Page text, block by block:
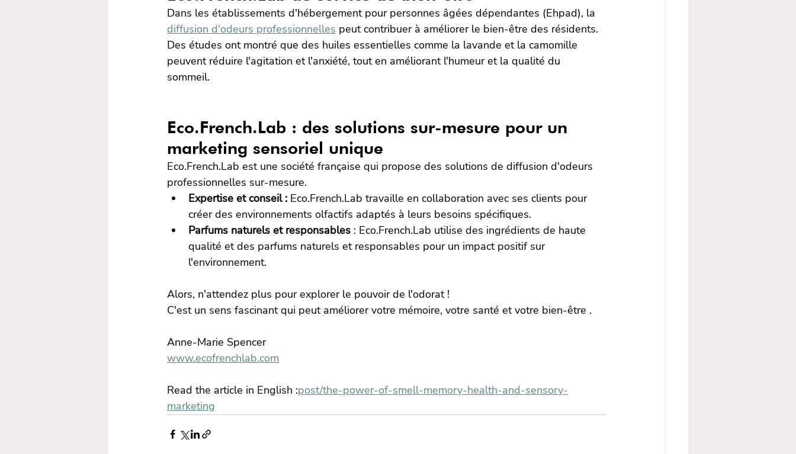
Dans les établissements d'hébergement pour personnes âgées dépendantes (Ehpad), la
diffusion d'odeurs professionnelles peut contribuer à améliorer le bien-être des résidents.
Des études ont montré que des huiles essentielles comme la lavande et la camomille
peuvent réduire l'agitation et l'anxiété, tout en améliorant l'humeur et la qualité du
sommeil.
Eco.French.Lab : des solutions sur-mesure pour un
marketing sensoriel unique
Eco.French.Lab est une société française qui propose des solutions de diffusion d'odeurs
professionnelles sur-mesure.
Expertise et conseil : Eco.French.Lab travaille en collaboration avec ses clients pour
créer des environnements olfactifs adaptés à leurs besoins spécifiques.
Parfums naturels et responsables : Eco.French.Lab utilise des ingrédients de haute
qualité et des parfums naturels et responsables pour un impact positif sur
l'environnement.
Alors, n'attendez plus pour explorer le pouvoir de l'odorat !
C'est un sens fascinant qui peut améliorer votre mémoire, votre santé et votre bien-être .
Anne-Marie Spencer
www.ecofrenchlab.com
Read the article in English :post/the-power-of-smell-memory-health-and-sensory-
marketing